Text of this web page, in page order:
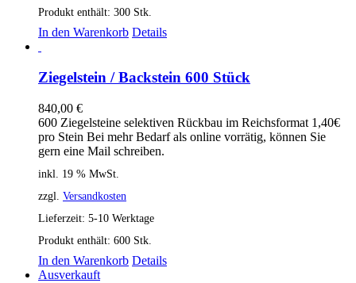
Produkt enthält: 300 Stk.
In den Warenkorb Details
Ziegelstein / Backstein 600 Stück
840,00 €
600 Ziegelsteine selektiven Rückbau im Reichsformat 1,40€
pro Stein Bei mehr Bedarf als online vorrätig, können Sie
gern eine Mail schreiben.
inkl. 19 % MwSt.
zzgl. Versandkosten
Lieferzeit: 5-10 Werktage
Produkt enthält: 600 Stk.
In den Warenkorb Details
Ausverkauft